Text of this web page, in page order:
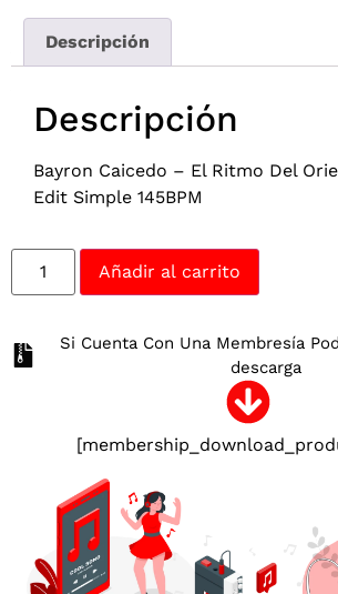
Descripción
Descripción
Bayron Caicedo – El Ritmo Del
Edit Simple 145BPM
Añadir al carrito
Si Cuenta Con Una Membresía
descarga